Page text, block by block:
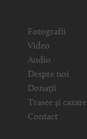
Fotografii
Video
Audio
Despre noi
Donații
Trasee și cazare
Contact